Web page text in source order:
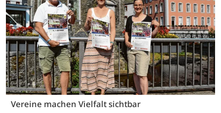
Vereine machen Vielfalt sichtbar